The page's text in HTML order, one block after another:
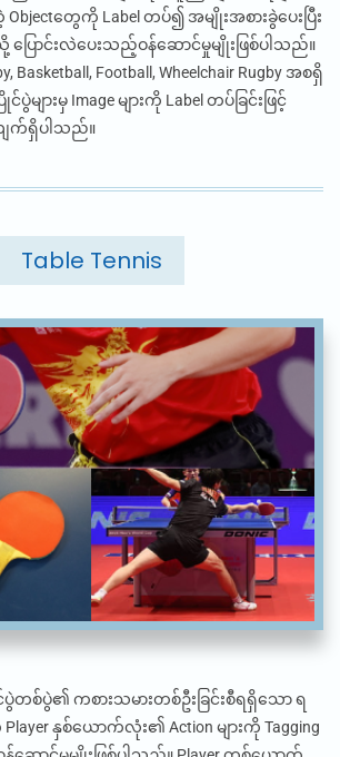
တွေကို Label တပ်၍ အမျိုးအစားခွဲပေးပြီး
ပြောင်းလဲပေးသည့်ဝန်ဆောင်မှုမျိုးဖြစ်ပါသည်။
Basketball, Football, Wheelchair Rugby အစရှိ
ပွဲများမှ Imageများကို L‌abel တပ်ခြင်းဖြင့်
ျက်ရှိပါသည်။
Table Tennis
ပွဲတစ်ပွဲ၏ ကစားသမားတစ်ဦးခြင်းစီရရှိသော ရ
Playerနှစ်ယောက်လုံး၏ Action များကို Tagging